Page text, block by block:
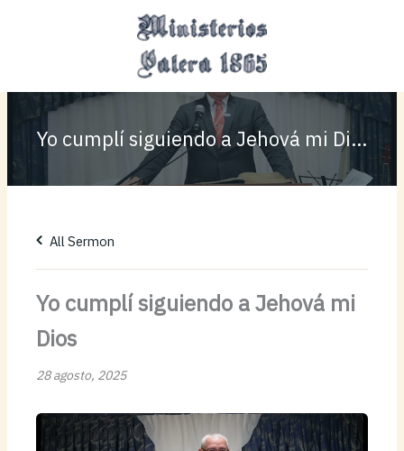
Yo cumplí siguiendo a Jehová mi Dios
All Sermon
Yo cumplí siguiendo a Jehová mi
Dios
28 agosto, 2025